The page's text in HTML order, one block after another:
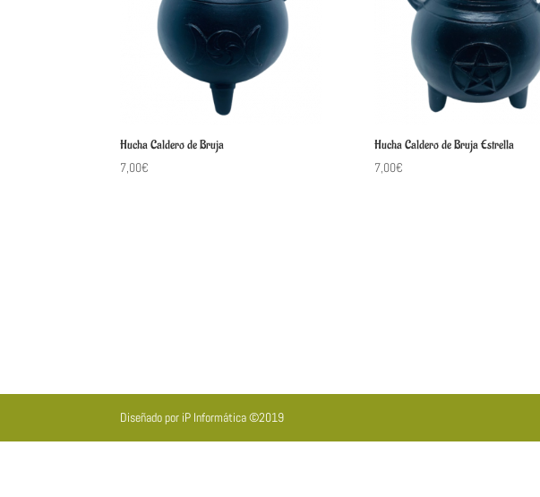
Hucha Caldero de Bruja
7,00€
Hucha Caldero de Bruja Estrella
7,00€
Diseñado por iP Informática ©2019